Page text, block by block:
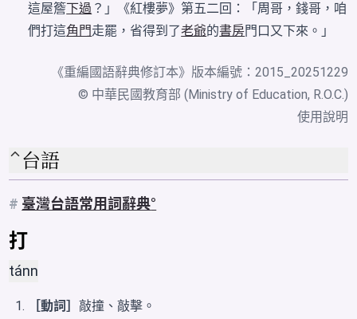
這屋簷下過 ？」《紅樓夢》第五二回：「周哥，錢哥，咱
們打這角門走罷，省得到了老爺的書房門口又下來。」
《重編國語辭典修訂本》版本編號：2015_20251229
© 中華民國教育部 (Ministry of Education, R.O.C.)
使用說明
台語
# 臺灣台語常用詞辭典
打
tánn
［動詞］敲撞、敲擊。